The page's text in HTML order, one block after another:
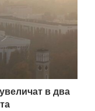
в два